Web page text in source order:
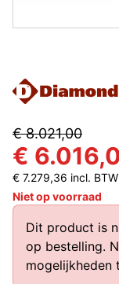
€ 8.021,00
€
€ 7.279,36 incl. BTW
Niet op voorraad
Dit product is
op bestelling.
mogelijkheden